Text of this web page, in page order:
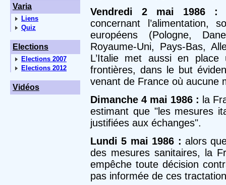
Varia
Liens
Quiz
Elections
Elections 2007
Elections 2012
Vidéos
Vendredi 2 mai 1986 :
concernant l’alimentation,
européens (Pologne,
Royaume-Uni, Pays-Bas,
L’Italie met aussi en
frontières, dans le but
venant de France où aucune
Dimanche 4 mai 1986 : la
estimant que "les mesures
justifiées aux échanges".
Lundi 5 mai 1986 : alors
des mesures sanitaires, la
empêche toute décision
pas informée de ces